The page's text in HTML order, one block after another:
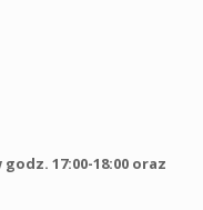
17:00-18:00 oraz